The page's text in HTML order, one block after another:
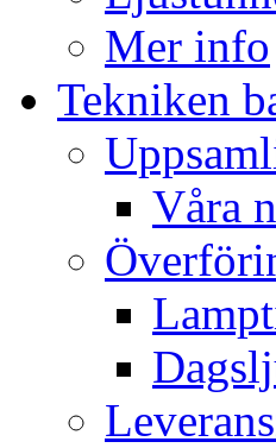
Mer info
Tekniken
Våra